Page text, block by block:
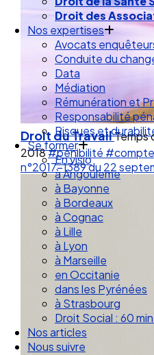
Droit des
Nos expertises
Avocats
Conduite du
Data
Médiation
Rémunération et
Responsabilité
Risques et
Se former
En visio
à Angouleme
à Bayonne
à Bordeaux
à Cognac
à Lille
à Lyon
à Marseille
en Occitanie
dans les Pyrénées
à Strasbourg
Droit Social : 60
Nos articles
Nous suivre
Droit du TravailTemps
2018#pénibilité
n°2017-1389 du 22